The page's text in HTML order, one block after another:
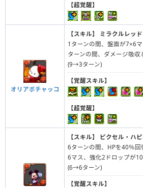
【超覚醒】
オリアポチャッコ
【スキル】
ミラクルレッド
1ターンの間、盤面が7×6
ターンの間、ダメージ吸収
(9→3ターン)
【覚醒スキル】
【超覚醒】
【スキル】
ピクセル・ハ
6ターンの間、HPを40％
6マス、強化2ドロップが
(6→6ターン)
【覚醒スキル】